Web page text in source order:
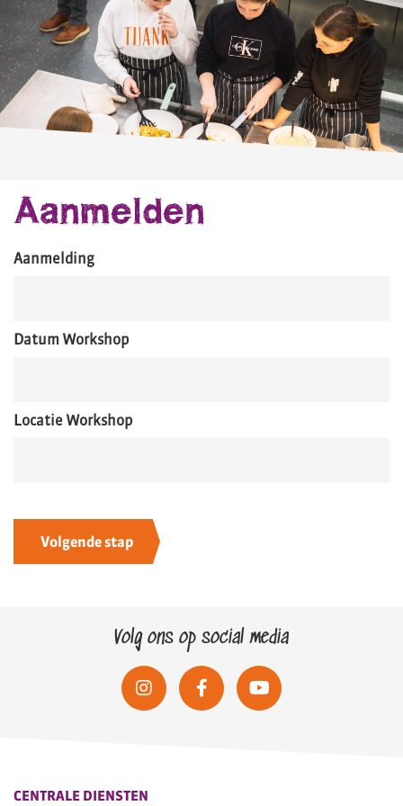
Aanmelden
Aanmelding
Datum Workshop
Locatie Workshop
Volg ons op social media
CENTRALE DIENSTEN